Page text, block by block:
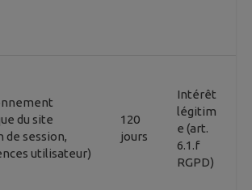
du site
de session,
utilisateur)
120
jours
Intérêt
légitim
e (art.
6.1.f
RGPD)